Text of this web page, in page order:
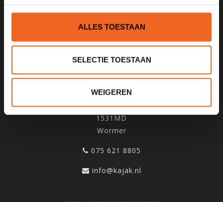
ALLES TOESTAAN
SELECTIE TOESTAAN
WEIGEREN
SCHRIJF JE IN VOOR ONZE
NIEUWSBRIEF
KANOCENTRUM ARJAN BLOEM
Poelweg 1B
1531MD
Wormer
075 621 8805
info@kajak.nl